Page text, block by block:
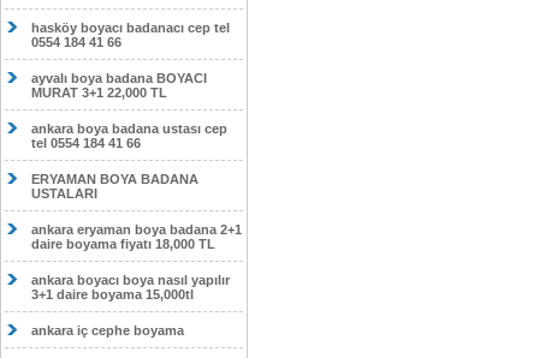
hasköy boyacı badanacı cep tel
0554 184 41 66
ayvalı boya badana BOYACI
MURAT 3+1 22,000 TL
ankara boya badana ustası cep
tel 0554 184 41 66
ERYAMAN BOYA BADANA
USTALARI
ankara eryaman boya badana 2+1
daire boyama fiyatı 18,000 TL
ankara boyacı boya nasıl yapılır
3+1 daire boyama 15,000tl
ankara iç cephe boyama